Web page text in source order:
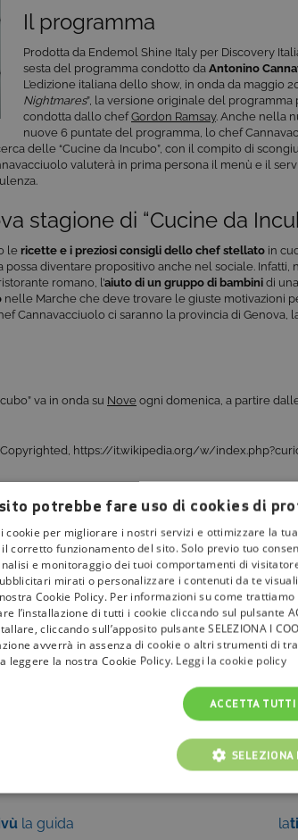
Il programma
Prodotta da Endemol Shine Italy per Discovery
sesta del programma condotto da Antonino
L’edizione italiana dello show, in onda da maggio
Nightmares”, la versione originale del
condotta dallo chefGordon Ramsay. Anche nella
nuove 6 puntate del programma, lo chef
delle “Cucine da Incubo”, con il compito di
valuterà in prima persona il menù e il
stagione di “Cucine da
le ricette e i preziosi consigli dello chef stellato in
diventare propositivo anche nel sociale.
romano, l’aiuto di un gruppo di bambini di
nelle Marche che deve trovare le giuste motivazioni
Cannavacciuolo ci saranno la provincia di Genova,
va in onda su Nove ogni domenica, a partire
https://it.wikipedia.org/w/
Time!
stagione
NOVE…
la guida
la
potrebbe fare uso di cookies di
cookie per migliorare i nostri servizi e ottimizzare la
corretto funzionamento del sito. Solo previo tuo
e monitoraggio dei tuoi comportamenti di
mirati o personalizzare i contenuti da te
Cookie Policy. Per informazioni su come
l’installazione di tutti i cookie cliccando sul pulsante
cliccando sull’apposito pulsante SELEZIONA I
avverrà in assenza di cookie o altri strumenti di
leggere la nostra Cookie Policy. Leggi la cookie policy
ACCETTA TUTTI
SELEZIONA
COOKIE TECNICI COOKIE ANALITICI